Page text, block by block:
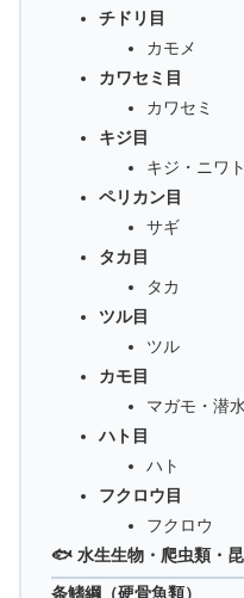
チドリ目
カモメ
カワセミ目
カワセミ
キジ目
キジ・ニワ
ペリカン目
サギ
タカ目
タカ
ツル目
ツル
カモ目
マガモ・潜
ハト目
ハト
フクロウ目
フクロウ
🐟 水生生物・爬虫類・
条鰭綱（硬骨魚類）